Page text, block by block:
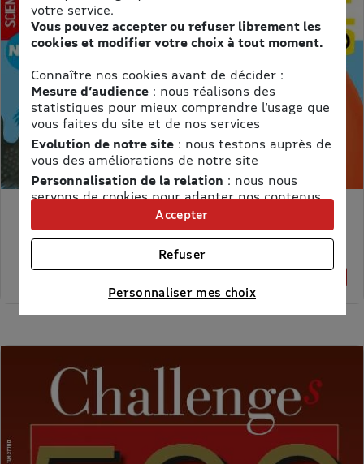
MON PETIT SCIENCE ET VIE AVEC NANO
Prix kiosque :71,40 €
58,65 €
votre service.
Vous pouvez accepter ou refuser librement les
cookies et modifier votre choix à tout moment.
Connaître nos cookies avant de décider :
Mesure d’audience: nous réalisons des
statistiques pour mieux comprendre l’usage que
vous faites du site et de nos services
Evolution de notre site: nous testons auprès de
vous des améliorations de notre site
Personnalisation de la relation : nous nous
servons de cookies pour adapter nos contenus
et personnaliser nos offres
Univers publicitaire: nous utilisons avec nos
partenaires des cookies pour afficher des
publicités personnalisées
Connaître notre politique cookies et la liste de nos
Personnaliser mes choix
Refuser
Accepter